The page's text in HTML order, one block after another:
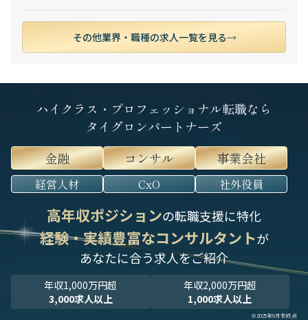
その他業界・職種の求人一覧を見る
ハイクラス・プロフェッショナル転職なら
タイグロンパートナーズ
金融
コンサル 事業会社
経営人材 CxO 社外役員
高年収ポジションの転職支援に特化
経験・実績豊富なコンサルタントが
あなたに合う求人をご紹介
年収1,000万円超
3,000求人以上
年収2,000万円超
1,000求人以上
※2025年9月末時点